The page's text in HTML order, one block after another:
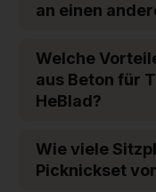
an einen
Welche
aus Beton für
HeBlad?
Wie viele
Picknickset